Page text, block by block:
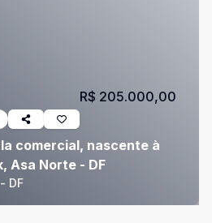
comercial, nascente à
Asa Norte - DF
DF
R$ 205.000,00